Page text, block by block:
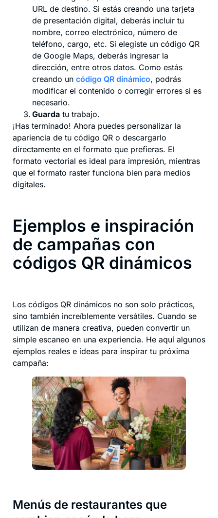
URL de destino. Si estás creando una tarjeta
de presentación digital, deberás incluir tu
nombre, correo electrónico, número de
teléfono, cargo, etc. Si elegiste un código QR
de Google Maps, deberás ingresar la
dirección, entre otros datos. Como estás
creando un código QR dinámico, podrás
modificar el contenido o corregir errores si es
necesario.
Guarda tu trabajo.
¡Has terminado! Ahora puedes personalizar la
apariencia de tu código QR o descargarlo
directamente en el formato que prefieras. El
formato vectorial es ideal para impresión, mientras
que el formato raster funciona bien para medios
digitales.
Ejemplos e inspiración
de campañas con
códigos QR dinámicos
Los códigos QR dinámicos no son solo prácticos,
sino también increíblemente versátiles. Cuando se
utilizan de manera creativa, pueden convertir un
simple escaneo en una experiencia. He aquí algunos
ejemplos reales e ideas para inspirar tu próxima
campaña:
Menús de restaurantes que